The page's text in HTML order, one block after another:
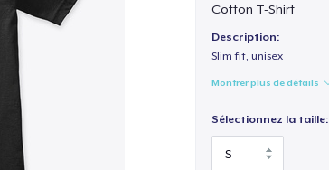
Cotton T-Shirt
Description:
Slim fit, unisex
Montrer plus de détails
Sélectionnez la taille: